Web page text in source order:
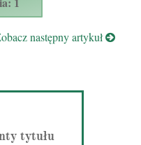
następny artykuł
tytułu